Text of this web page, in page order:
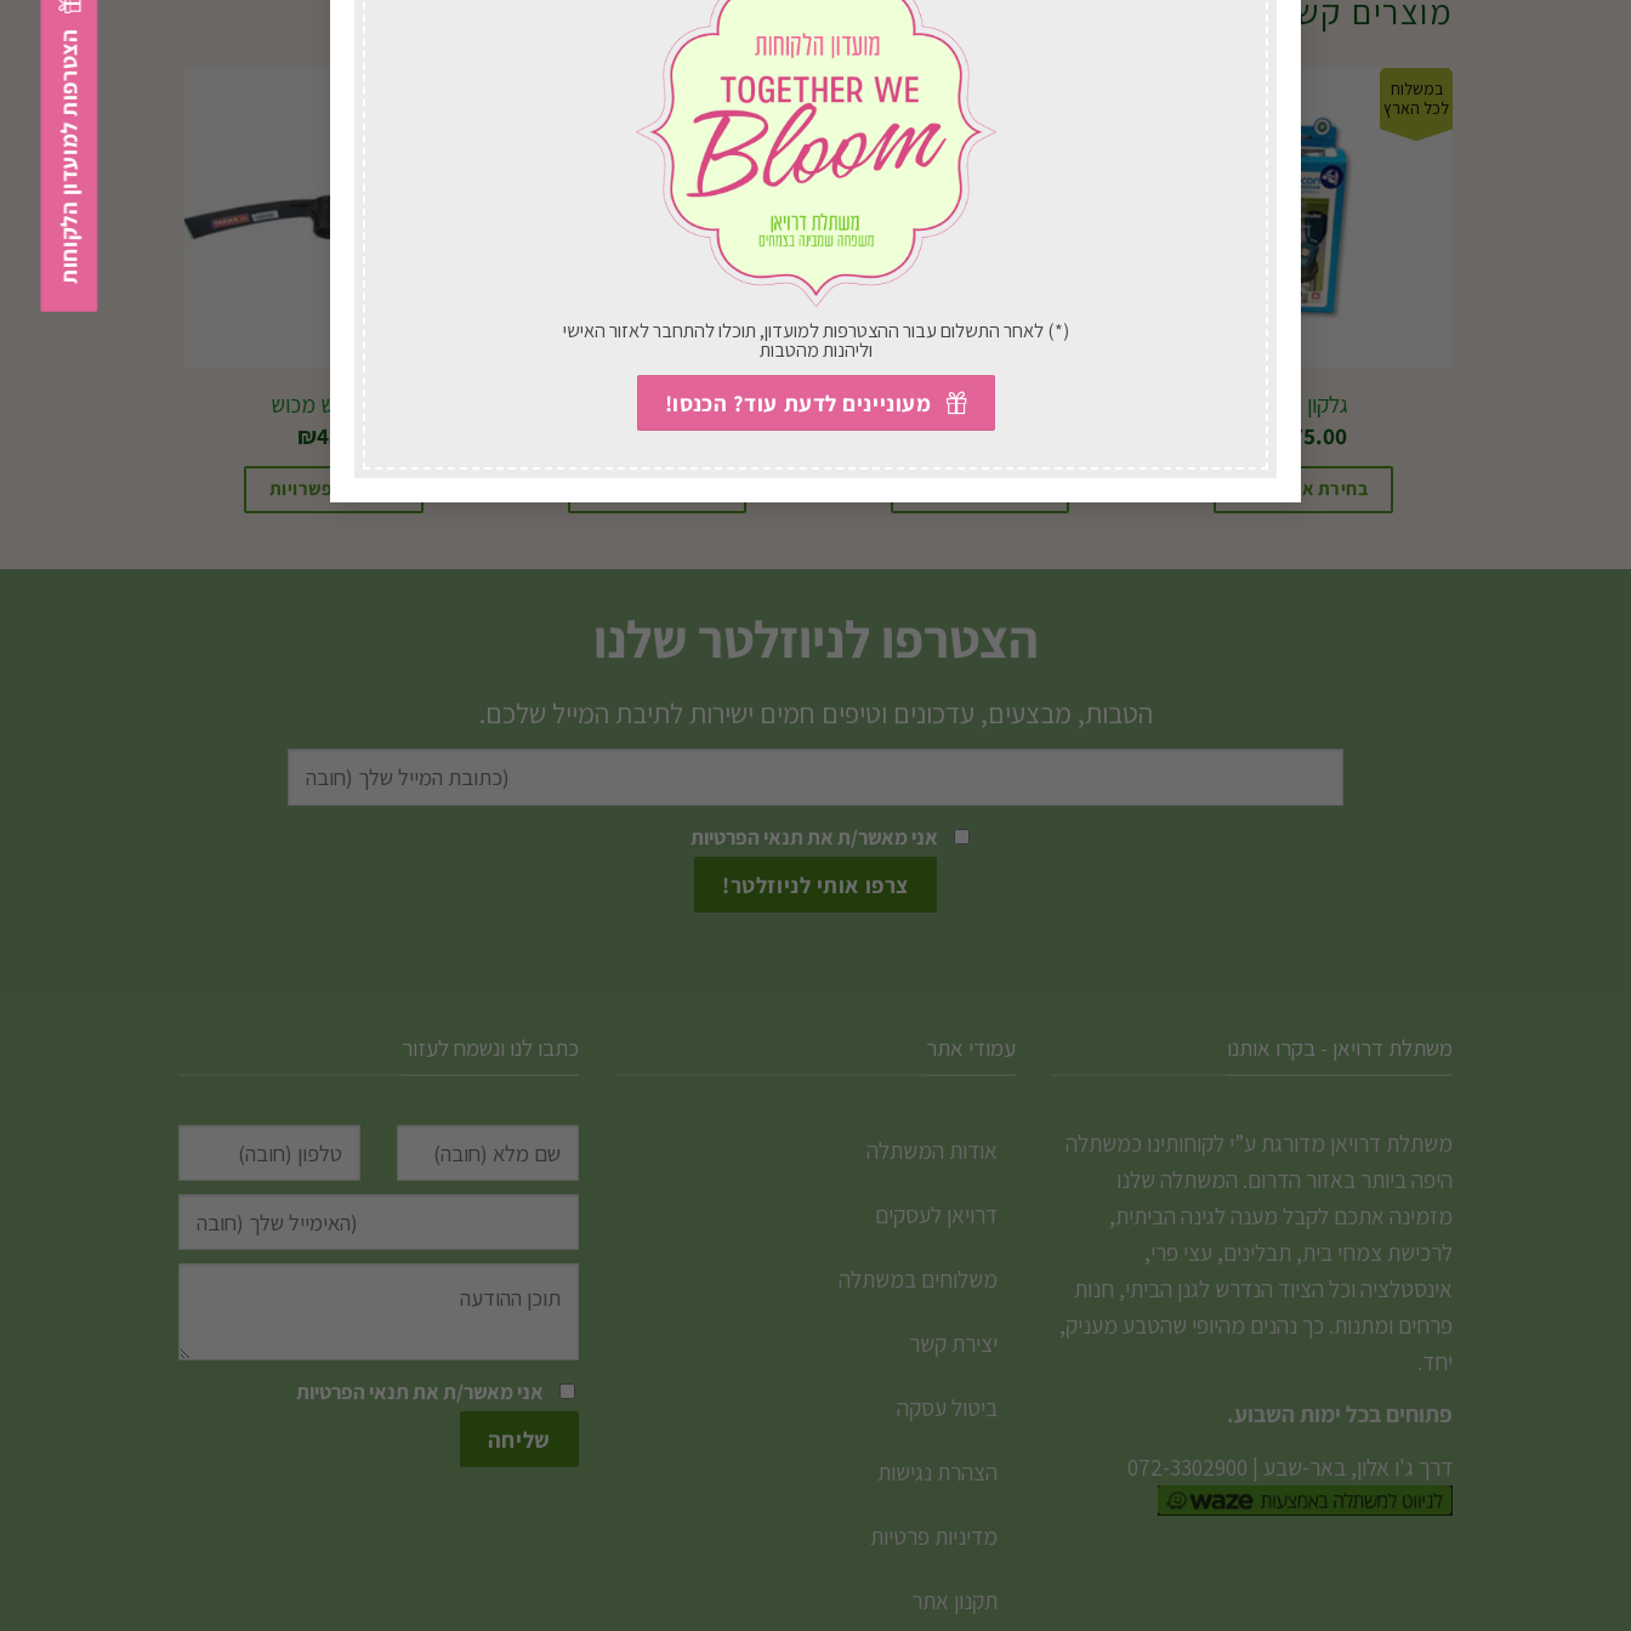
(*) לאחר התשלום עבור ההצטרפות למועדון, תוכלו להתחבר לאזור האישי
וליהנות מהטבות
מעוניינים לדעת עוד? הכנסו!
מוצרים קשורים
במשלוח
לכל הארץ
גלקון 7001
475.00
בחירת אפשרויות
₪100.00
במשלוח
לכל הארץ
J40 ראש מעדר
₪31.00
₪41.00
בחירת אפשרויות
הצטרפו לניוזלטר שלנו
הטבות, מבצעים, עדכונים וטיפים חמים ישירות לתיבת המייל שלכם.
אני מאשר/ת אתתנאי הפרטיות
הצטרפות למועדון הלקוחות
משתלת דרויאן - בקרו אותנו
משתלת דרויאן מדורגת ע”י לקוחותינו כמשתלה
היפה ביותר באזור הדרום. המשתלה שלנו
מזמינה אתכם לקבל מענה לגינה הביתית,
לרכישת צמחי בית, תבלינים, עצי פרי,
אינסטלציה וכל הציוד הנדרש לגנן הביתי, חנות
פרחים ומתנות. כך נהנים מהיופי שהטבע מעניק,
יחד.
פתוחים בכל ימות השבוע.
דרך ג'ו אלון, באר-שבע |
072-3302900
עמודי אתר
אודות המשתלה
דרויאן לעסקים
משלוחים במשתלה
יצירת קשר
ביטול עסקה
הצהרת נגישות
מדיניות פרטיות
תקנון אתר
כתבו לנו ונשמח לעזור
אני מאשר/ת אתתנאי הפרטיות